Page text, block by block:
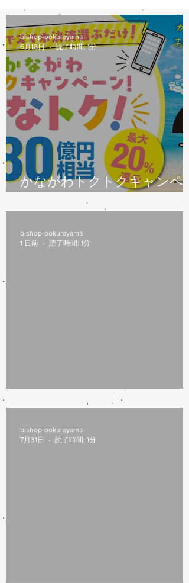
かながわトクトクキャンペー
ン始まります
bishop-ookurayama
6月18日
読了時間: 1分
8/6(木)本日修理受付終了
bishop-ookurayama
1 日前
読了時間: 1分
bishop-ookurayama
7月31日
読了時間: 1分